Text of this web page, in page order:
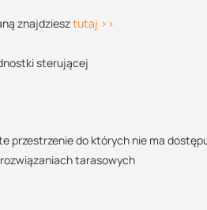
znajdziesztutaj >>
sterującej
przestrzenie do których nie ma
tarasowych
- zerowy